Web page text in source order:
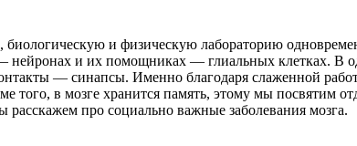
и физическую лабораторию
нейронах и их помощниках — глиальных клетках. В
— синапсы. Именно благодаря слаженной
в мозге хранится память, этому мы посвятим
расскажем про социально важные заболевания мозга.